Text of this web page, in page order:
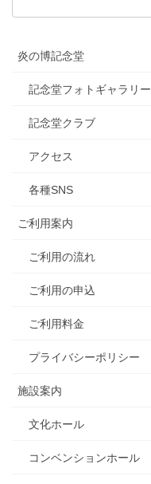
炎の博記念堂
記念堂フォトギャラリー
記念堂クラブ
アクセス
各種SNS
ご利用案内
ご利用の流れ
ご利用の申込
ご利用料金
プライバシーポリシー
施設案内
文化ホール
コンベンションホール